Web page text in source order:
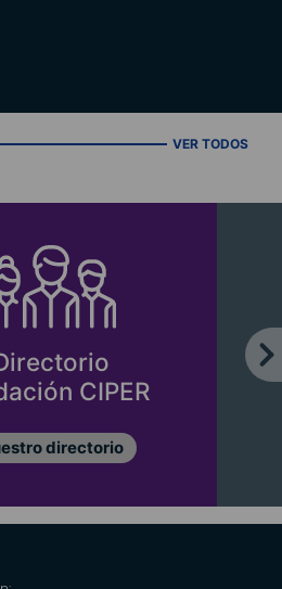
VER TODOS
CIPER
directorio